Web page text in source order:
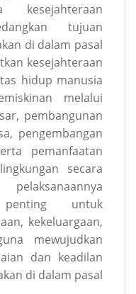
kesejahteraan
tujuan
di dalam pasal
kesejahteraan
hidup manusia
melalui
pembangunan
pengembangan
pemanfaatan
secara
untuk
kekeluargaan,
mewujudkan
dan keadilan
di dalam pasal